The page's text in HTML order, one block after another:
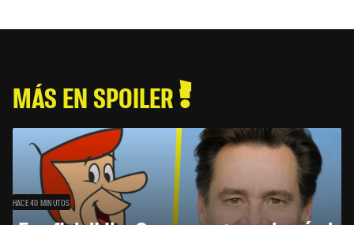
MÁS EN SPOILER
HACE 40 MINUTOS